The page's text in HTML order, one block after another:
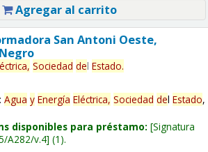
Agregar al carrito
San Antoni Oeste,
Sociedad del Estado.
Agua y Energía Eléctrica, Sociedad del Estado,
disponibles para préstamo: Signatura
A282/v.4 (1).